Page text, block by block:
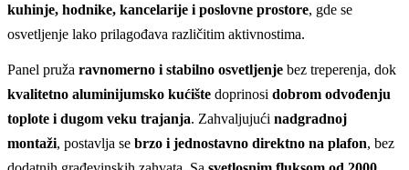
kuhinje, hodnike, kancelarije i poslovne prostore, gde se
osvetljenje lako prilagođava različitim aktivnostima.
Panel pruža ravnomerno i stabilno osvetljenje bez treperenja, dok
kvalitetno aluminijumsko kućište doprinosi dobrom odvođenju
toplote i dugom veku trajanja. Zahvaljujući nadgradnoj
montaži, postavlja se brzo i jednostavno direktno na plafon, bez